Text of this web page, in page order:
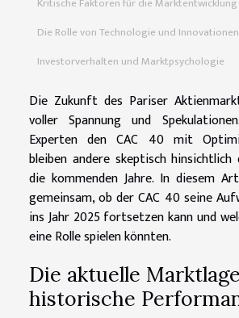
Kritische Faktoren für die Marktentwicklung
Die Rolle von Technologie und Innovationen
Investorverhalten und Marktpsychologie
Die Zukunft des Pariser
voller Spannung und
Experten den CAC 40 mit
bleiben andere skeptisch
die kommenden Jahre. In diesem
gemeinsam, ob der CAC 40 seine
ins Jahr 2025 fortsetzen kann und
eine Rolle spielen könnten.
Die aktuelle
historische